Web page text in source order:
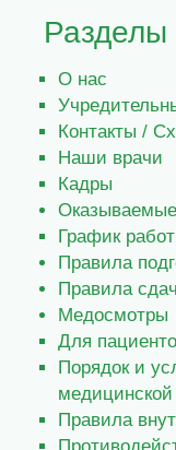
Разделы
О нас
Контакты /
Наши врачи
Кадры
График
Правила
Правила
Медосмотры
Для
Порядок и
Правила